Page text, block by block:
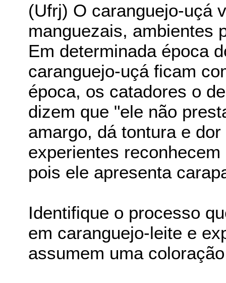
(Ufrj) O caranguejo-uçá
manguezais, ambientes
Em determinada época
caranguejo-uçá ficam
época, os catadores o
dizem que "ele não
amargo, dá tontura e
experientes
pois ele apresenta
Identifique o processo
em caranguejo-leite e
assumem uma